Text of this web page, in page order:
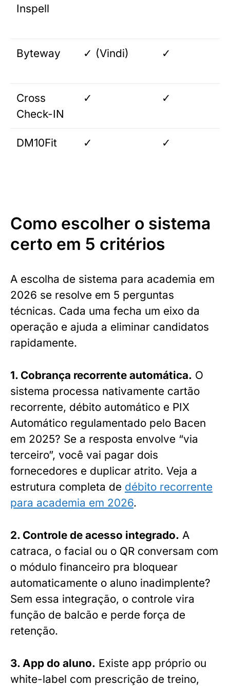
Inspell
Byteway ✓ (Vindi) ✓
Cross
Check-IN
✓ ✓
DM10Fit ✓ ✓
Como escolher o sistema
certo em 5 critérios
A escolha de sistema para academia em
2026 se resolve em 5 perguntas
técnicas. Cada uma fecha um eixo da
operação e ajuda a eliminar candidatos
rapidamente.
1. Cobrança recorrente automática. O
sistema processa nativamente cartão
recorrente, débito automático e PIX
Automático regulamentado pelo Bacen
em 2025? Se a resposta envolve “via
terceiro”, você vai pagar dois
fornecedores e duplicar atrito. Veja a
estrutura completa de débito recorrente
para academia em 2026.
2. Controle de acesso integrado. A
catraca, o facial ou o QR conversam com
o módulo financeiro pra bloquear
automaticamente o aluno inadimplente?
Sem essa integração, o controle vira
função de balcão e perde força de
retenção.
3. App do aluno. Existe app próprio ou
white-label com prescrição de treino,